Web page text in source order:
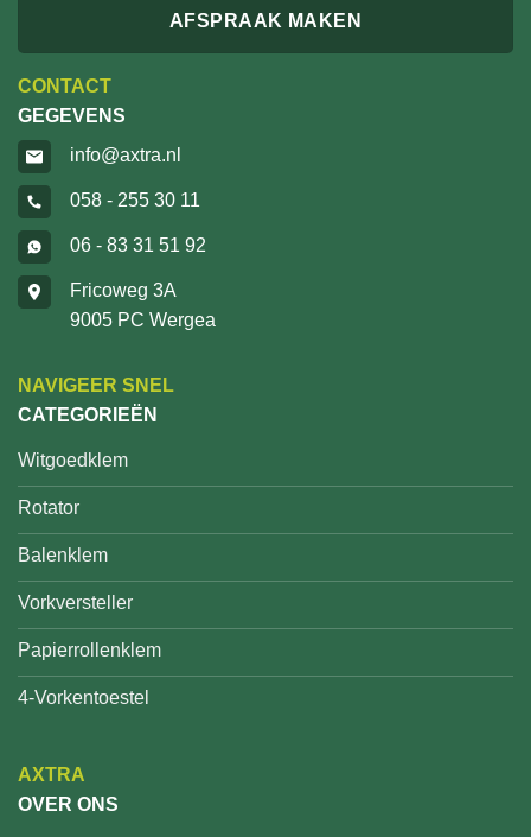
AFSPRAAK MAKEN
CONTACT
GEGEVENS
info@axtra.nl
058 - 255 30 11
06 - 83 31 51 92
Fricoweg 3A
9005 PC Wergea
NAVIGEER SNEL
CATEGORIEËN
Witgoedklem
Rotator
Balenklem
Vorkversteller
Papierrollenklem
4-Vorkentoestel
AXTRA
OVER ONS